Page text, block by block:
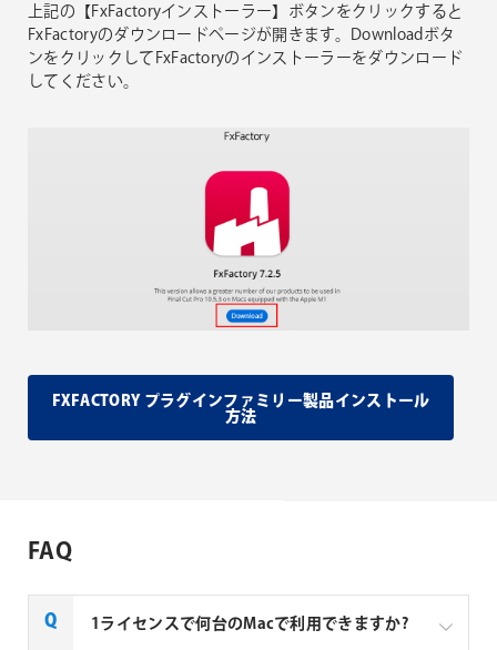
上記の【FxFactoryインストーラー】ボタンをクリックすると
FxFactoryのダウンロードページが開きます。Downloadボタ
ンをクリックしてFxFactoryのインストーラーをダウンロード
してください。
FXFACTORY プラグインファミリー製品インストール
方法
FAQ
1ライセンスで何台のMacで利用できますか?